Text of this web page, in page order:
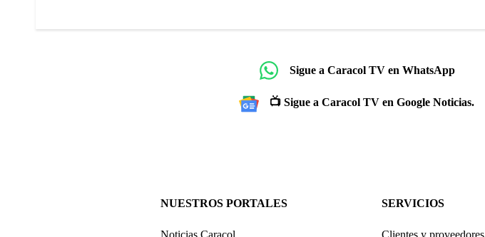
Sigue a Caracol TV en WhatsApp
📺 Sigue a Caracol TV en Google Noticias.
NUESTROS PORTALES SERVICIOS